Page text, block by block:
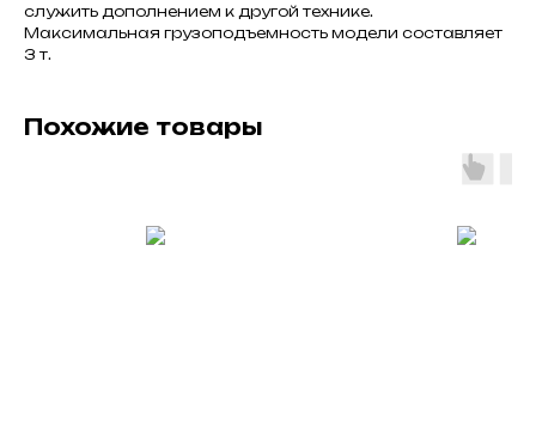
служить дополнением к другой технике.
Максимальная грузоподъемность модели составляет
3 т.
Похожие товары